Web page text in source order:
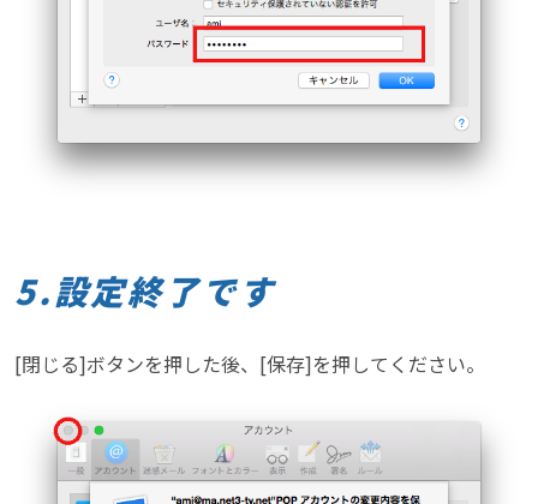
5.設定終了です
[閉じる]ボタンを押した後、[保存]を押してください。